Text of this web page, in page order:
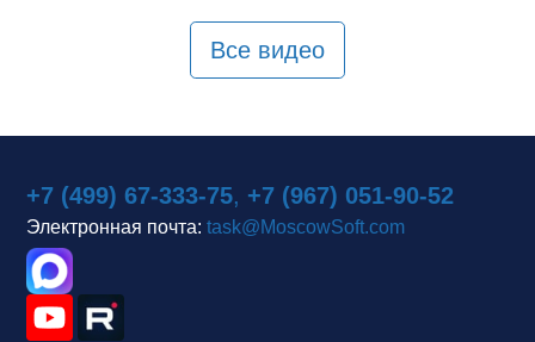
Все видео
+7 (499) 67-333-75, +7 (967) 051-90-52
Электронная почта: task@MoscowSoft.com